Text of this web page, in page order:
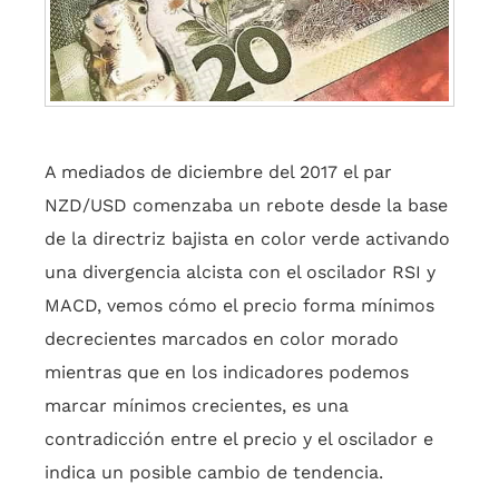
A mediados de diciembre del 2017 el par
NZD/USD comenzaba un rebote desde la base
de la directriz bajista en color verde activando
una divergencia alcista con el oscilador RSI y
MACD, vemos cómo el precio forma mínimos
decrecientes marcados en color morado
mientras que en los indicadores podemos
marcar mínimos crecientes, es una
contradicción entre el precio y el oscilador e
indica un posible cambio de tendencia.